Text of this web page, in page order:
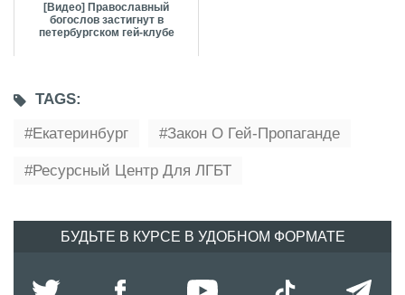
[Видео] Православный
богослов застигнут в
петербургском гей-клубе
TAGS:
Екатеринбург
Закон О Гей-Пропаганде
Ресурсный Центр Для ЛГБТ
БУДЬТЕ В КУРСЕ В УДОБНОМ ФОРМАТЕ